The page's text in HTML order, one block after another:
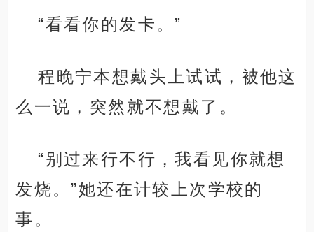
“看看你的发卡。”
程晚宁本想戴头上试试，被他这
么一说，突然就不想戴了。
“别过来行不行，我看见你就想
发烧。”她还在计较上次学校的
事。